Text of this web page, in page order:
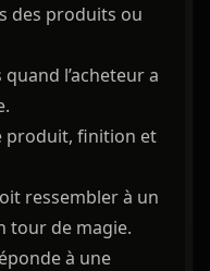
des produits ou
l’acheteur a
produit, finition et
ressembler à un
tour de magie.
à une